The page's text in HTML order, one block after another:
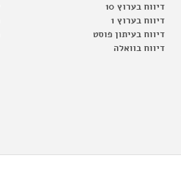
דיווח בערוץ 10
דיווח בערוץ 1
דיווח בעיתון פוסט
דיווח בוואלה